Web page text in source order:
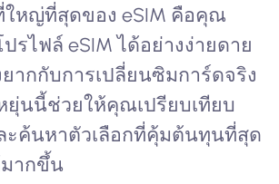
ใหญ่ที่สุดของ eSIM คือคุณ
รไฟล์ eSIM ได้อย่างง่ายดาย
ากกับการเปลี่ยนซิมการ์ดจริง
ยุ่นนี้ช่วยให้คุณเปรียบเทียบ
ะค้นหาตัวเลือกที่คุ้มต้นทุนที่สุด
ากขึ้น